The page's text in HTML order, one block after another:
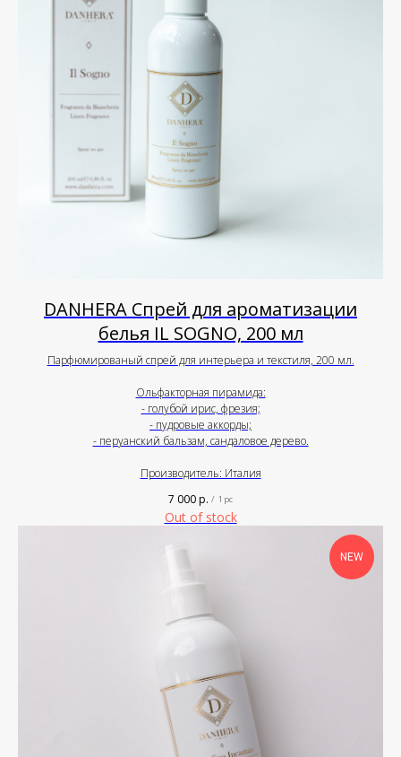
DANHERA Спрей для ароматизации
белья IL SOGNO, 200 мл
Парфюмированый спрей для интерьера и текстиля, 200 мл.
Ольфакторная пирамида:
- голубой ирис, фрезия;
- пудровые аккорды;
- перуанский бальзам, сандаловое дерево.
Производитель: Италия
7 000р. / 1 pc
Out of stock
NEW